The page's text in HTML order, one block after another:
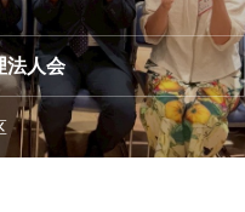
法人会